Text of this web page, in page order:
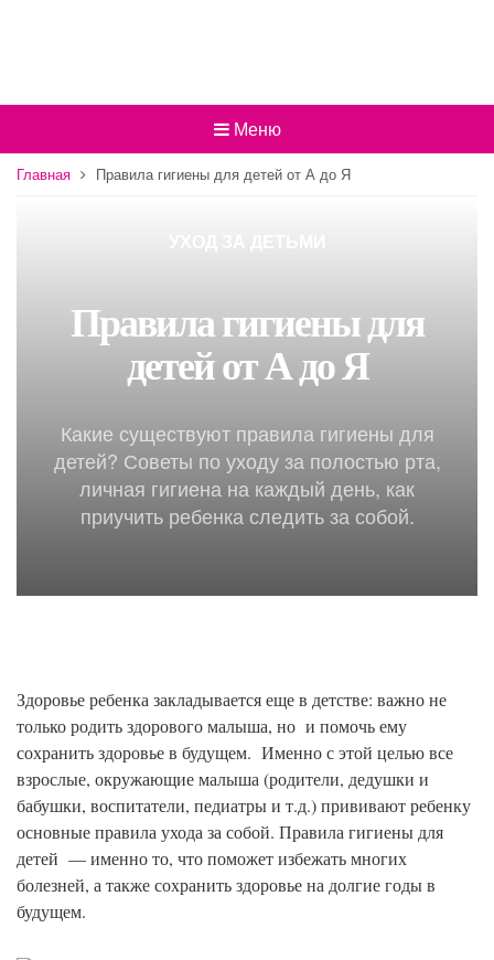
Меню
Главная Правила гигиены для детей от А до Я
Правила гигиены для
детей от А до Я
Какие существуют правила гигиены для
детей? Советы по уходу за полостью рта,
личная гигиена на каждый день, как
приучить ребенка следить за собой.
Здоровье ребенка закладывается еще в детстве: важно не
только родить здорового малыша, но и помочь ему
сохранить здоровье в будущем. Именно с этой целью все
взрослые, окружающие малыша (родители, дедушки и
бабушки, воспитатели, педиатры и т.д.) прививают ребенку
основные правила ухода за собой. Правила гигиены для
детей — именно то, что поможет избежать многих
болезней, а также сохранить здоровье на долгие годы в
будущем.